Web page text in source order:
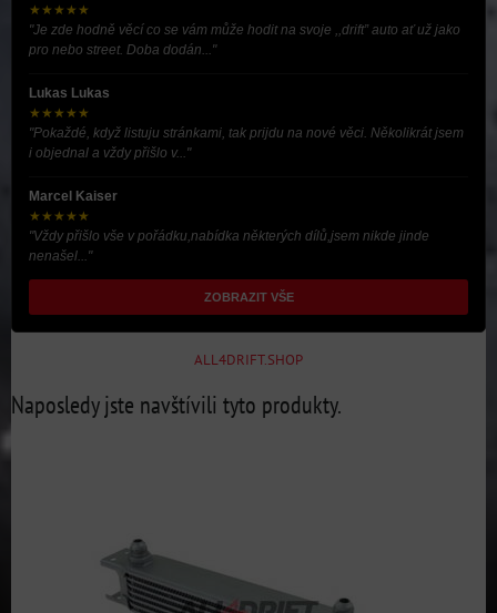
★★★★★
"Je zde hodně věcí co se vám může hodit na svoje ,,drift” auto ať už jako
pro nebo street. Doba dodán..."
Lukas Lukas
★★★★★
"Pokaždé, když listuju stránkami, tak prijdu na nové věci. Několikrát jsem
i objednal a vždy přišlo v..."
Marcel Kaiser
★★★★★
"Vždy přišlo vše v pořádku,nabídka některých dílů,jsem nikde jinde
nenašel..."
ZOBRAZIT VŠE
ALL4DRIFT.SHOP
Naposledy jste navštívili tyto produkty.